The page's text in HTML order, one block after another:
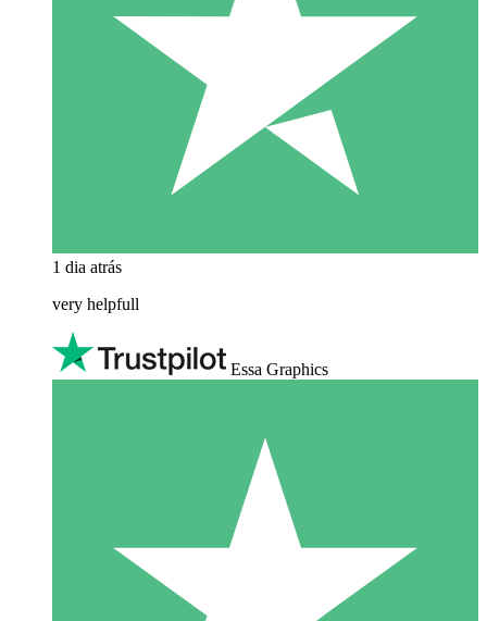
1 dia atrás
very helpfull
Essa Graphics